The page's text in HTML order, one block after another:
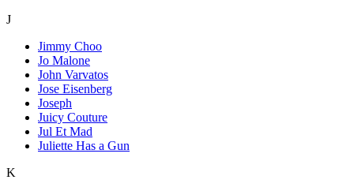
J
Jimmy Choo
Jo Malone
John Varvatos
Jose Eisenberg
Joseph
Juicy Couture
Jul Et Mad
Juliette Has a Gun
K